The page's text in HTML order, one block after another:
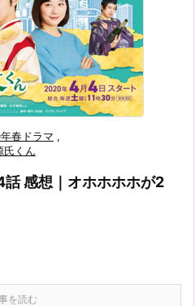
春ドラマ ,
氏くん
感想｜オホホホホが2
を読む